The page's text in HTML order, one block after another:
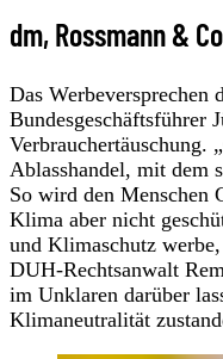
dm, Rossmann &
Das
Bundesgeschäftsführer
Verbrauchertäuschung.
Ablasshandel, mit dem
So wird den Menschen
Klima aber nicht
und Klimaschutz werbe,
DUH-Rechtsanwalt
im Unklaren darüber
Klimaneutralität